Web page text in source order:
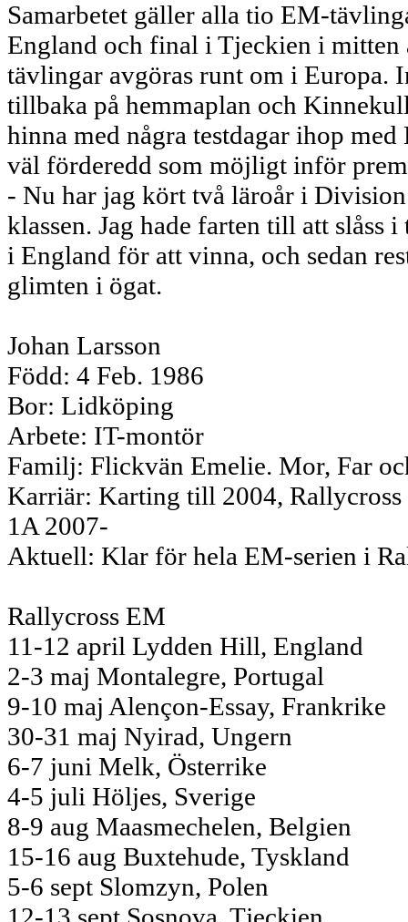
Samarbetet gäller alla tio EM-
England och final i Tjeckien i mitten
tävlingar avgöras runt om i Europa.
tillbaka på hemmaplan och
hinna med några testdagar ihop
väl förderedd som möjligt inför
- Nu har jag kört två läroår i
klassen. Jag hade farten till att
i England för att vinna, och sedan
glimten i ögat.
Johan Larsson
Född: 4 Feb. 1986
Bor: Lidköping
Arbete: IT-montör
Familj: Flickvän Emelie. Mor, Far
Karriär: Karting till 2004,
1A 2007-
Aktuell: Klar för hela EM-serien i
Rallycross EM
11-12 april Lydden Hill, England
2-3 maj Montalegre, Portugal
9-10 maj Alençon-Essay, Frankrike
30-31 maj Nyirad, Ungern
6-7 juni Melk, Österrike
4-5 juli Höljes, Sverige
8-9 aug Maasmechelen, Belgien
15-16 aug Buxtehude, Tyskland
5-6 sept Slomzyn, Polen